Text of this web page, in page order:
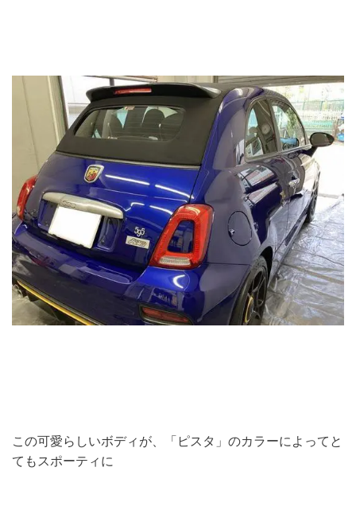
この可愛らしいボディが、「ピスタ」のカラーによってと
てもスポーティに